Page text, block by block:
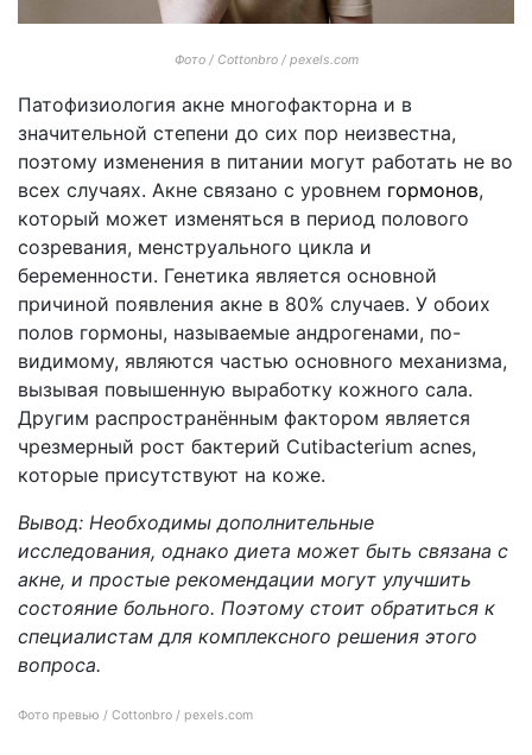
Фото / Cottonbro / pexels.com
Патофизиология акне многофакторна и в
значительной степени до сих пор неизвестна,
поэтому изменения в питании могут работать не во
всех случаях. Акне связано с уровнем гормонов,
который может изменяться в период полового
созревания, менструального цикла и
беременности. Генетика является основной
причиной появления акне в 80% случаев. У обоих
полов гормоны, называемые андрогенами, по-
видимому, являются частью основного механизма,
вызывая повышенную выработку кожного сала.
Другим распространённым фактором является
чрезмерный рост бактерий Cutibacterium acnes,
которые присутствуют на коже.
Вывод: Необходимы дополнительные
исследования, однако диета может быть связана с
акне, и простые рекомендации могут улучшить
состояние больного. Поэтому стоит обратиться к
специалистам для комплексного решения этого
вопроса.
Фото превью / Cottonbro / pexels.com